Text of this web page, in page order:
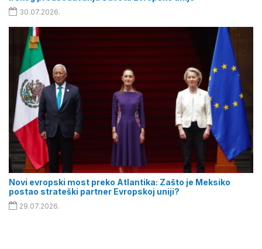
30.07.2026.
Novi evropski most preko Atlantika: Zašto je Meksiko
postao strateški partner Evropskoj uniji?
29.07.2026.